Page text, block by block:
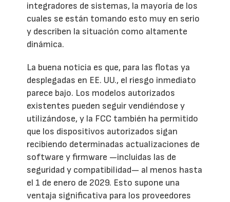
integradores de sistemas, la mayoría de los
cuales se están tomando esto muy en serio
y describen la situación como altamente
dinámica.
La buena noticia es que, para las flotas ya
desplegadas en EE. UU., el riesgo inmediato
parece bajo. Los modelos autorizados
existentes pueden seguir vendiéndose y
utilizándose, y la FCC también ha permitido
que los dispositivos autorizados sigan
recibiendo determinadas actualizaciones de
software y firmware —incluidas las de
seguridad y compatibilidad— al menos hasta
el 1 de enero de 2029. Esto supone una
ventaja significativa para los proveedores